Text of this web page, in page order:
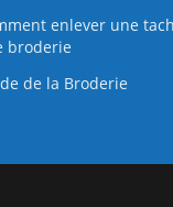
enlever une
broderie
de la Broderie